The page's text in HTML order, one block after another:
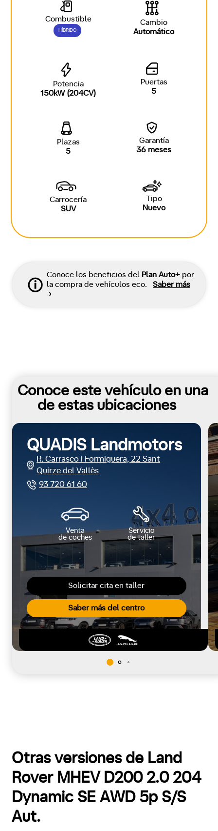
Combustible
HÍBRIDO
Cambio
Automático
Potencia
150kW (204CV)
Puertas
5
Plazas
5
Garantía
36 meses
Carrocería
SUV
Tipo
Nuevo
Conoce los beneficios del Plan Auto+ por
la compra de vehículos eco.
Saber más
Conoce este vehículo en una
de estas ubicaciones
Solicitar cita en taller
Saber más del centro
QUADIS Landmotors
R. Carrasco i Formiguera, 22 Sant
Quirze del Vallès
93 720 61 60
Venta
de coches
Servicio
de taller
Otras versiones de Land
Rover MHEV D200 2.0 204
Dynamic SE AWD 5p S/S
Aut.